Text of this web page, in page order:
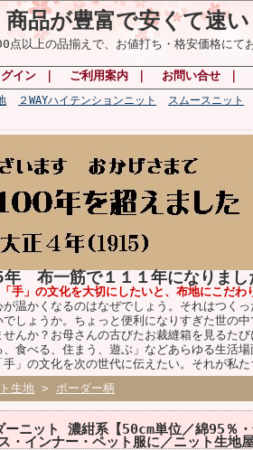
品が豊富で安くて速
点以上の品揃えで、お値打ち・格安価格にて
イン ご利用案内 お問い合せ
２WAYハイテンションニット スムースニット
布一筋で１１１年になりまし
手」の文化を大切にしたいと、布地にこだわ
温かくなるのはなぜでしょう。それはつく
しょうか。ちょっと便利になりすぎた世の
んか？お母さんの古びたお裁縫箱を見るた
食べる、住まう、遊ぶ」などあらゆる生活
」の文化を次の世代に伝えたい。それが私た
生地 > ボーダー柄
ーニット 濃紺系【50cm単位／綿95％
・インナー・ペット服に／ニット生地